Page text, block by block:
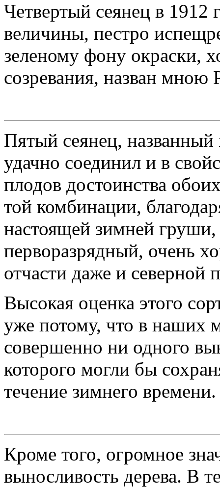
Четвертый сеянец в 1912
величины, пестро
зеленому фону окраски,
созревания, назван мною
Пятый сеянец,
удачно соединил и в
плодов достоинства
той комбинации,
настоящей зимней груши,
перворазрядный, очень
отчасти даже и северной
Высокая оценка этого
уже потому, что в наших
совершенно ни одного
которого могли бы
течение зимнего времени.
Кроме того, огромное
выносливость дерева. В